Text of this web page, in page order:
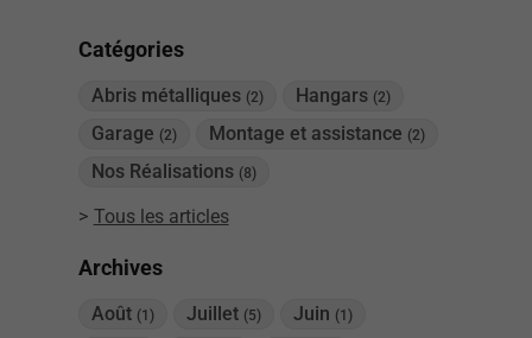
Catégories
Abris métalliques (2) Hangars (2)
Garage (2) Montage et assistance (2)
Nos Réalisations (8)
Tous les articles
Archives
Août (1) Juillet (5) Juin (1)